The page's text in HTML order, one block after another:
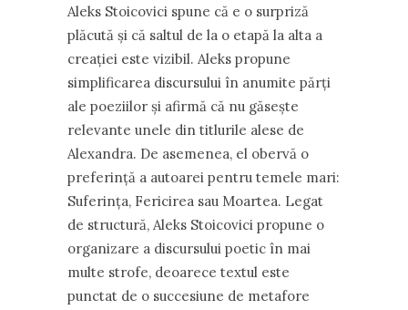
Aleks Stoicovici spune că e o surpriză
plăcută şi că saltul de la o etapă la alta a
creaţiei este vizibil. Aleks propune
simplificarea discursului în anumite părţi
ale poeziilor şi afirmă că nu găseşte
relevante unele din titlurile alese de
Alexandra. De asemenea, el obervă o
preferinţă a autoarei pentru temele mari:
Suferinţa, Fericirea sau Moartea. Legat
de structură, Aleks Stoicovici propune o
organizare a discursului poetic în mai
multe strofe, deoarece textul este
punctat de o succesiune de metafore